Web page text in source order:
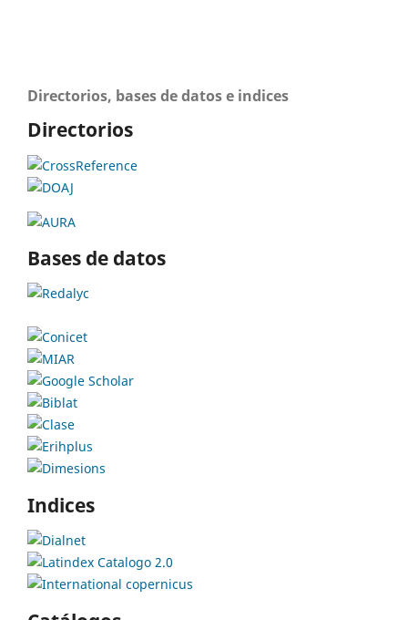
Directorios, bases de datos e indices
Directorios
Bases de datos
Indices